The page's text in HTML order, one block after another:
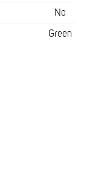
No
Green